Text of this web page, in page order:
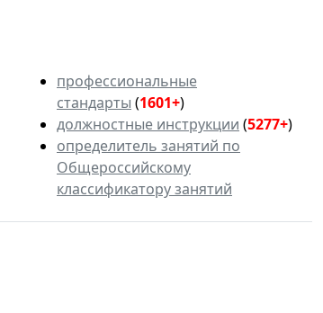
профессиональные
стандарты (1601+)
должностные инструкции (5277+)
определитель занятий по
Общероссийскому
классификатору занятий